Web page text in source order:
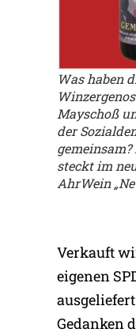
Was haben
Mayschoß
der
steckt im
AhrWein
Verkauft
eigenen
Gedanken